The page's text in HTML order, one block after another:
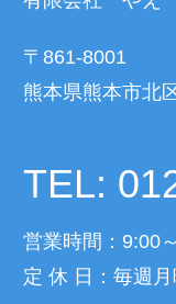
〒861-8001
熊本県熊本市北
TEL:
営業時間：9:00
定 休 日：毎週月